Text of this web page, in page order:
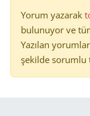
Yorum yazarak
bulunuyor ve
Yazılan
şekilde sorumlu